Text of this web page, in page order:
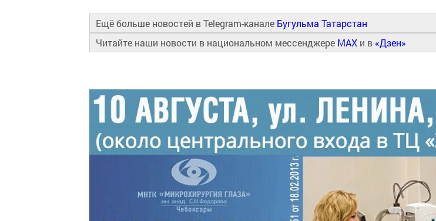
Ещё больше новостей в Telegram-канале Бугульма Татарстан
Читайте наши новости в национальном мессенджере MAX и в «Дзен»